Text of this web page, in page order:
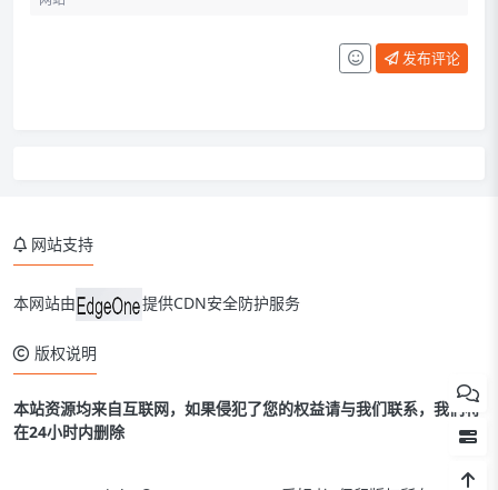
发布评论
网站支持
本网站由 提供CDN安全防护服务
版权说明
本站资源均来自互联网，如果侵犯了您的权益请与我们联系，我们将
在24小时内删除